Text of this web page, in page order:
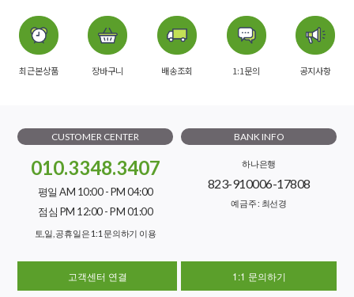
최근본상품 장바구니 배송조회 1:1문의 공지사항
CUSTOMER CENTER
010.3348.3407
평일 AM 10:00 - PM 04:00
점심 PM 12:00 - PM 01:00
토,일, 공휴일은 1:1 문의하기 이용
BANK INFO
하나은행
823-910006-17808
예금주 : 최선경
고객센터 연결 1:1 문의하기